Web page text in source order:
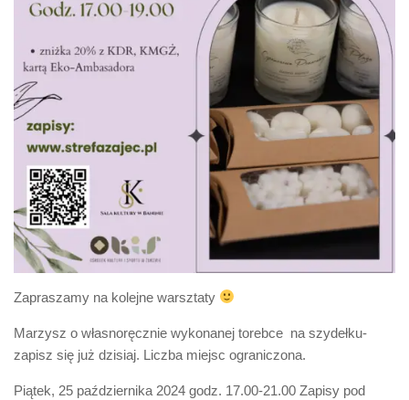
Zapraszamy na kolejne warsztaty
Marzysz o własnoręcznie wykonanej torebce na szydełku-
zapisz się już dzisiaj. Liczba miejsc ograniczona.
Piątek, 25 października 2024 godz. 17.00-21.00 Zapisy pod